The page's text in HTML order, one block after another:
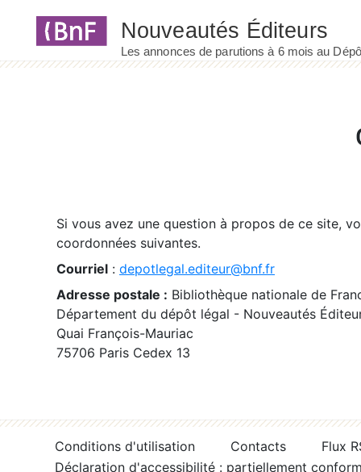
Si vous avez une question à propos de ce site,
coordonnées suivantes.
Courriel : depotlegal.editeur@bnf.fr
Adresse postale : Bibliothèque nationale de
Département du dépôt légal - Nouveautés
Quai François-Mauriac
75706 Paris Cedex 13
Conditions d'utilisation Contacts
Flux
Déclaration d'accessibilité : partiellement